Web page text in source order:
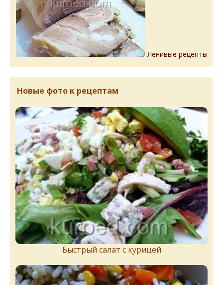
Ленивые рецепты
Новые фото к рецептам
Быстрый салат с курицей